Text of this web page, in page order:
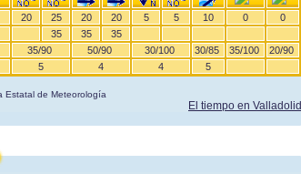
20 25 20 20 5 5 10 0 0
35 35 35
35/90 50/90 30/100 30/85 35/100 20/90
5 4 4 5
Estatal de Meteorología
El tiempo en Valladolid